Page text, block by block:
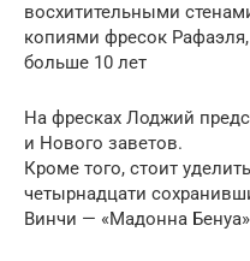
восхитительными
копиями фресок
больше 10 лет
На фресках Лоджий
и Нового заветов.
Кроме того, стоит
четырнадцати
Винчи — «Мадонна